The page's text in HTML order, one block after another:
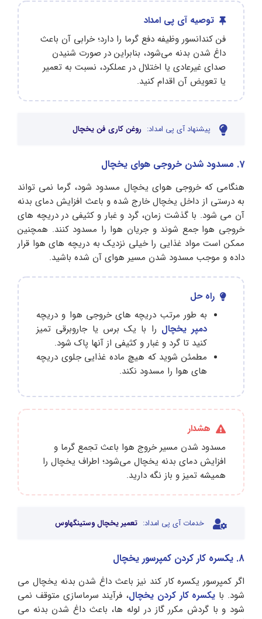
توصیه آی پی امداد
فن کندانسور وظیفه دفع گرما را دارد؛ خرابی آن باعث
داغ شدن بدنه می‌شود، بنابراین در صورت شنیدن
صدای غیرعادی یا اختلال در عملکرد، نسبت به تعمیر
یا تعویض آن اقدام کنید.
پیشنهاد آی پی امداد: روغن کاری فن یخچال
7. مسدود شدن خروجی هوای یخچال
هنگامی که خروجی هوای یخچال مسدود شود، گرما نمی‌ تواند
به درستی از داخل یخچال خارج شده و باعث افزایش دمای بدنه
آن می‌ شود. با گذشت زمان، گرد و غبار و کثیفی در دریچه‌ های
خروجی هوا جمع شوند و جریان هوا را مسدود کنند. همچنین
ممکن است مواد غذایی را خیلی نزدیک به دریچه‌ های هوا قرار
داده و موجب مسدود شدن مسیر هوای آن شده باشید.
راه حل
به طور مرتب دریچه‌ های خروجی هوا و دریچه
دمپر یخچال را با یک برس یا جاروبرقی تمیز
کنید تا گرد و غبار و کثیفی از آنها پاک شود.
مطمئن شوید که هیچ ماده غذایی جلوی دریچه‌
های هوا را مسدود نکند.
هشدار
مسدود شدن مسیر خروج هوا باعث تجمع گرما و
افزایش دمای بدنه یخچال می‌شود؛ اطراف یخچال را
همیشه تمیز و باز نگه دارید.
خدمات آی پی امداد: تعمیر یخچال وستینگهاوس
8. یکسره کار کردن کمپرسور یخچال
اگر کمپرسور یکسره کار کند نیز باعث داغ شدن بدنه یخچال می
شود. با یکسره کار کردن یخچال، فرآیند سرماسازی متوقف نمی
شود و با گردش مکرر گاز در لوله ها، باعث داغ شدن بدنه می